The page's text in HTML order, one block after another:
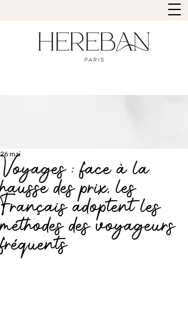
Voyages : face à la
hausse des prix, les
Français adoptent les
méthodes des voyageurs
fréquents
26 mai